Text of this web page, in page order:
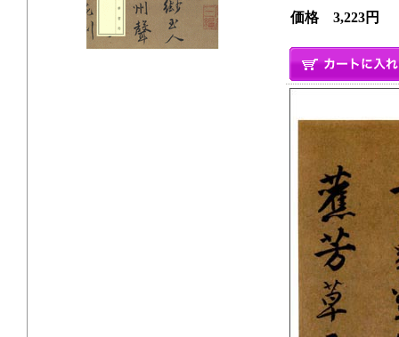
価格 3,223円